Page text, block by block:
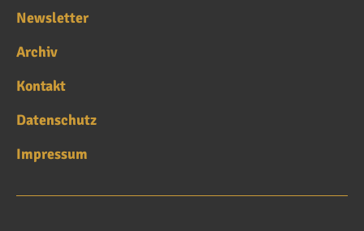
Newsletter
Archiv
Kontakt
Datenschutz
Impressum